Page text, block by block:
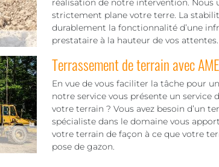
réalisation de notre intervention.
strictement plane votre terre. La
durablement la fonctionnalité d’une
prestataire à la hauteur de vos
Terrassement de terrain avec
En vue de vous faciliter la tâche pour
notre service vous présente un service
votre terrain ? Vous avez besoin d’un
spécialiste dans le domaine vous
votre terrain de façon à ce que votre
pose de gazon.